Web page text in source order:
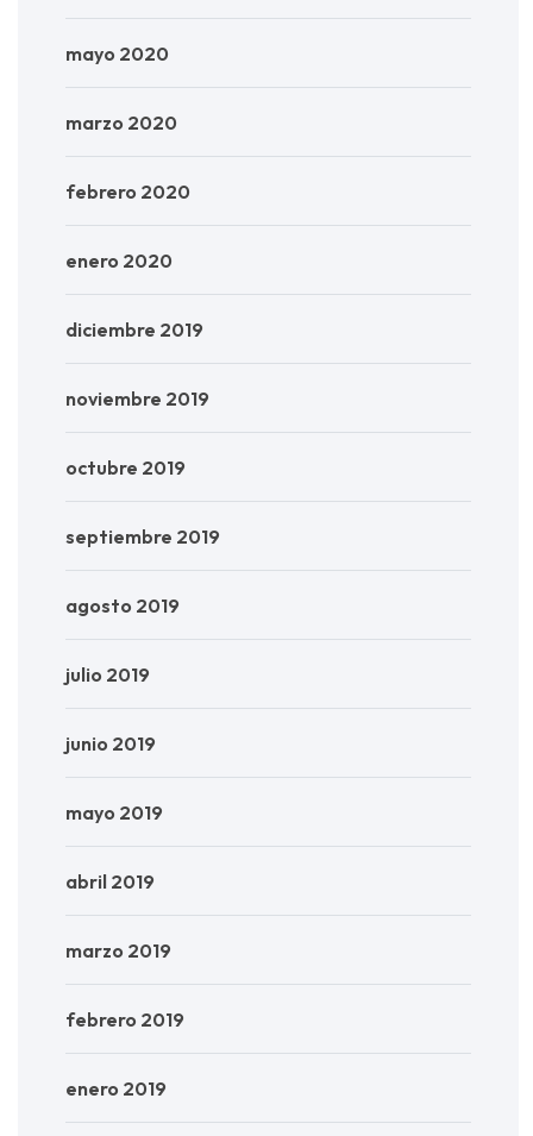
mayo 2020
marzo 2020
febrero 2020
enero 2020
diciembre 2019
noviembre 2019
octubre 2019
septiembre 2019
agosto 2019
julio 2019
junio 2019
mayo 2019
abril 2019
marzo 2019
febrero 2019
enero 2019